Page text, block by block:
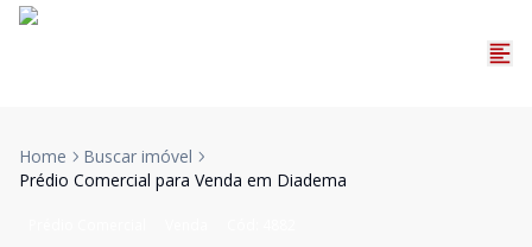
Home
Buscar imóvel
Prédio Comercial para Venda em Diadema